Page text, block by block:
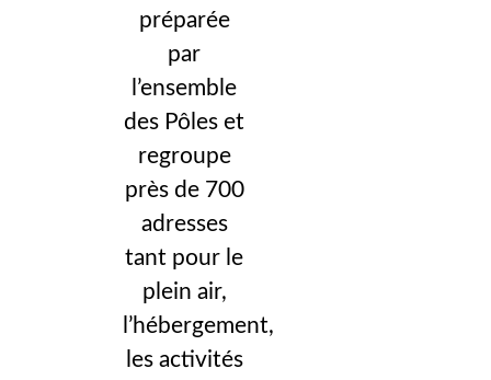
préparée
par
l’ensemble
des Pôles et
regroupe
près de 700
adresses
tant pour le
plein air,
l’hébergement,
les activités